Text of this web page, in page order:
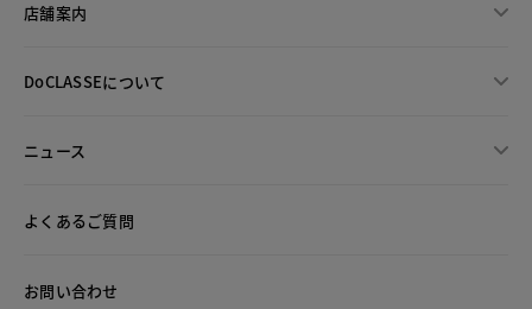
店舗案内
DoCLASSEについて
ニュース
よくあるご質問
お問い合わせ